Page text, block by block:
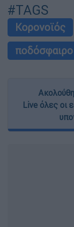
#TAGS
Κορονοϊός
ποδόσφαιρο
Live όλες οι